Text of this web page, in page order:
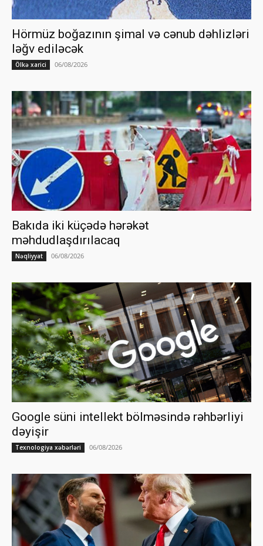
Hörmüz boğazının şimal və cənub dəhlizləri
ləğv ediləcək
Ölkə xarici 06/08/2026
Bakıda iki küçədə hərəkət
məhdudlaşdırılacaq
Nəqliyyat 06/08/2026
Google süni intellekt bölməsində rəhbərliyi
dəyişir
Texnologiya xəbərləri 06/08/2026